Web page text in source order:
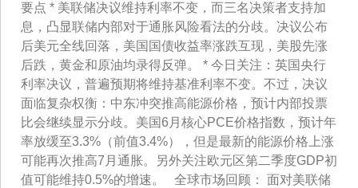
要点 * 美联储决议维持利率不变，而三名决策者支持加
息，凸显联储内部对于通胀风险看法的分歧。决议公布
后美元全线回落，美国国债收益率涨跌互现，美股先涨
后跌，黄金和原油均录得反弹。 * 今日关注：英国央行
利率决议，普遍预期将维持基准利率不变。不过，决议
面临复杂权衡：中东冲突推高能源价格，预计内部投票
比会继续显示分歧。美国6月核心PCE价格指数，预计年
率放缓至3.3%（前值3.4%），但是最新的能源价格上涨
可能再次推高7月通胀。另外关注欧元区第二季度GDP初
值可能维持0.5%的增速。 全球市场回顾： 面对美联储